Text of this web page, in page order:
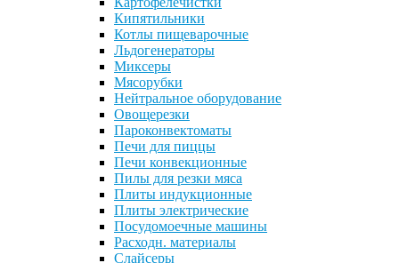
Кипятильники
Котлы пищеварочные
Льдогенераторы
Миксеры
Мясорубки
Нейтральное оборудование
Овощерезки
Пароконвектоматы
Печи для пиццы
Печи конвекционные
Пилы для резки мяса
Плиты индукционные
Плиты электрические
Посудомоечные машины
Расходн. материалы
Слайсеры